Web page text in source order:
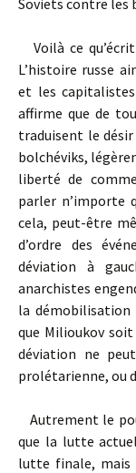
Soviets contre les
Voilà ce
L’histoire russe
et les
affirme que de
traduisent le désir
bolchéviks,
liberté de
parler n’importe
cela, peut-être
d’ordre des
déviation à
anarchistes
la
que Milioukov
déviation ne
prolétarienne, ou
Autrement le
que la lutte
lutte finale, mais